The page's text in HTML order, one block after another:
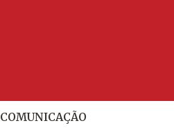
COMUNICAÇÃO